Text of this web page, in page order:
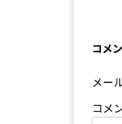
コメ
メー
コメ